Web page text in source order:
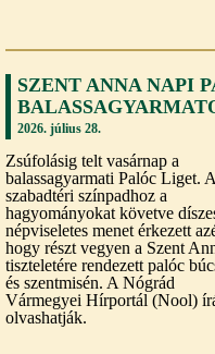
SZENT ANNA NAPI
2026. július 28.
Zsúfolásig telt vasárnap a
balassagyarmati Palóc Liget. A
szabadtéri színpadhoz a
hagyományokat követve
népviseletes menet érkezett
hogy részt vegyen a Szent
tiszteletére rendezett palóc
és szentmisén. A Nógrád
Vármegyei Hírportál (Nool)
olvashatják.